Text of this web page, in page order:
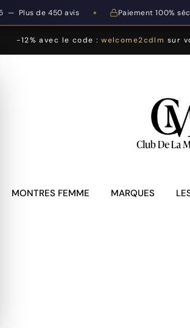
— Plus de 450 avis ◆ Paiement 100%
-12% avec le code :welcome2cdlm sur
MONTRES FEMME MARQUES